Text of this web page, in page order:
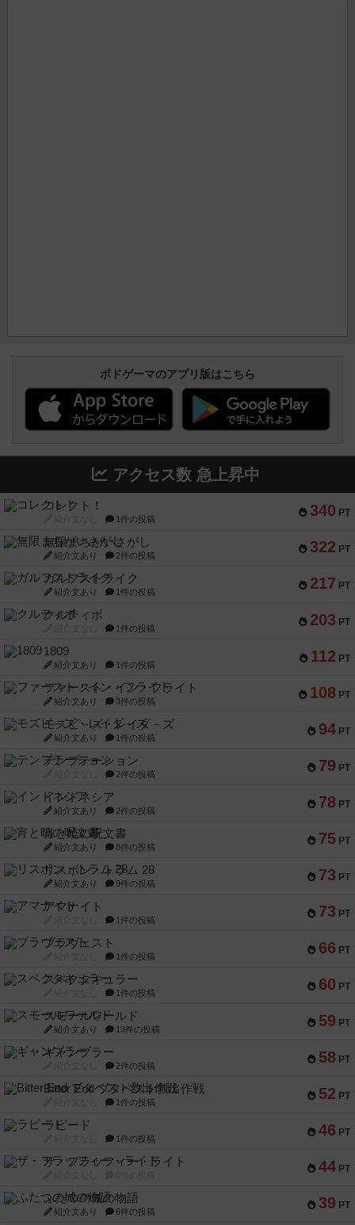
ボドゲーマのアプリ版はこちら
アクセス数 急上昇中
340 PT
コレクト！
1件の投稿
322 PT
無限まちがいさがし
紹介文あり 2件の投稿
217 PT
ガルフストライク
紹介文あり 1件の投稿
203 PT
クルティボ
1件の投稿
112 PT
1809
紹介文あり 1件の投稿
108 PT
ファースト・イン・フライト
紹介文あり 3件の投稿
94 PT
モズビ－ズ・レイダ－ズ
紹介文あり 1件の投稿
79 PT
テンプテーション
2件の投稿
78 PT
インドネシア
紹介文あり 2件の投稿
75 PT
宵と暁の呪文書
紹介文あり 8件の投稿
73 PT
リスボン・トラム 28
紹介文あり 9件の投稿
73 PT
アマナイト
1件の投稿
66 PT
ブラヴェスト
1件の投稿
60 PT
スペクタキュラー
1件の投稿
59 PT
スモールワールド
紹介文あり 13件の投稿
58 PT
ギャンブラー
2件の投稿
52 PT
Bitter End ブタペスト救出作戦
1件の投稿
46 PT
ラピード
1件の投稿
44 PT
ザ・フラッフィー・ライト
39 PT
ふたつの城の物語
紹介文あり 6件の投稿